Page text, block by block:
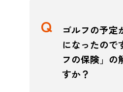
ゴルフの予定
になったので
フの保険」の
すか？